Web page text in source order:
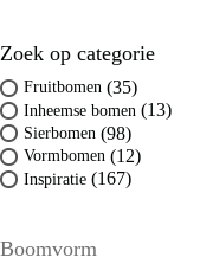
Zoek op categorie
Fruitbomen (35)
Inheemse bomen (13)
Sierbomen (98)
Vormbomen (12)
Inspiratie (167)
Boomvorm